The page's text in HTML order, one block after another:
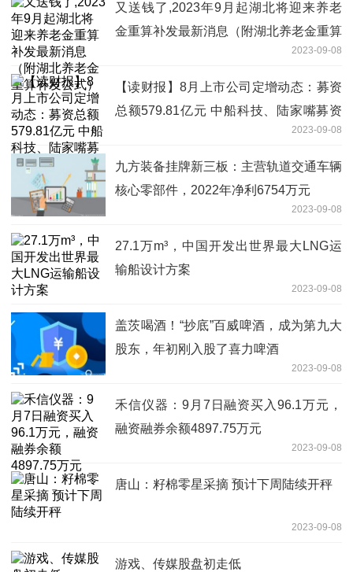
又送钱了,2023年9月起湖北将迎来养老
金重算补发最新消息（附湖北养老金重算
2023-09-08
【读财报】8月上市公司定增动态：募资
总额579.81亿元 中船科技、陆家嘴募资
2023-09-08
九方装备挂牌新三板：主营轨道交通车辆
核心零部件，2022年净利6754万元
2023-09-08
27.1万m³，中国开发出世界最大LNG运
输船设计方案
2023-09-08
盖茨喝酒！“抄底”百威啤酒，成为第九大
股东，年初刚入股了喜力啤酒
2023-09-08
禾信仪器：9月7日融资买入96.1万元，
融资融券余额4897.75万元
2023-09-08
唐山：籽棉零星采摘 预计下周陆续开秤
2023-09-08
游戏、传媒股盘初走低